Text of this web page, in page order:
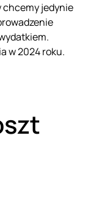
chcemy jedynie
w 2024 roku.